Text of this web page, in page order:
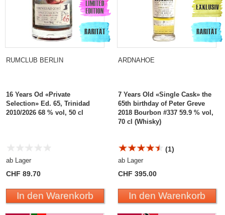
RUMCLUB BERLIN
16 Years Od «Private
Selection» Ed. 65, Trinidad
2010/2026 68 % vol, 50 cl
ab Lager
CHF 89.70
In den Warenkorb
ARDNAHOE
7 Years Old «Single Cask» the
65th birthday of Peter Greve
2018 Bourbon #337 59.9 % vol,
70 cl (Whisky)
(1)
ab Lager
CHF 395.00
In den Warenkorb